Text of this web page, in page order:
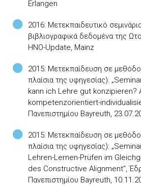
Erlangen
2016: Μετεκπαιδευτικό
βιβλιογραφικά δεδομένα της
HNO-Update, Mainz
2015: Μετεκπαίδευση σε
πλαίσια της υφηγεσίας):
kann ich Lehre gut konzipieren?
kompetenzorientiert-
Πανεπιστημίου Bayreuth,
2015: Μετεκπαίδευση σε
πλαίσια της υφηγεσίας):
Lehren-Lernen-Prüfen im
des Constructive Alignment“,
Πανεπιστημίου Bayreuth,